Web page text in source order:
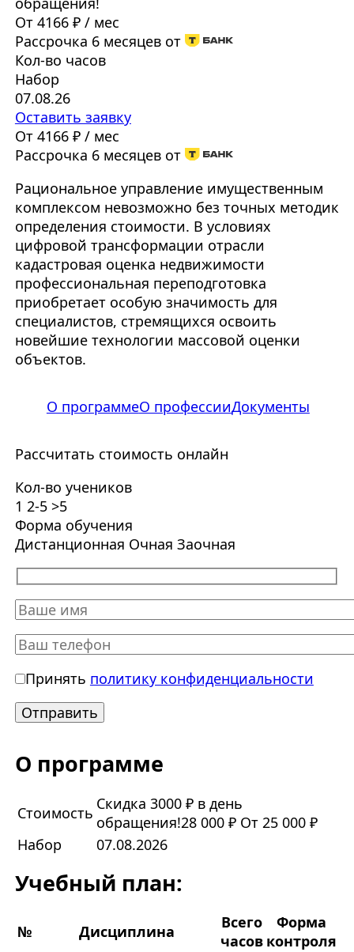
От 4166 ₽ / мес
Рассрочка 6 месяцев от
Кол-во часов
Набор
07.08.26
Оставить заявку
От 4166 ₽ / мес
Рассрочка 6 месяцев от
Рациональное управление имущественным
комплексом невозможно без точных методик
определения стоимости. В условиях
цифровой трансформации отрасли
кадастровая оценка недвижимости
профессиональная переподготовка
приобретает особую значимость для
специалистов, стремящихся освоить
новейшие технологии массовой оценки
объектов.
О программеО профессииДокументы
Рассчитать стоимость онлайн
Кол-во учеников
1 2-5 >5
Форма обучения
Дистанционная Очная Заочная
Принять политику конфиденциальности
О программе
Стоимость Скидка 3000 ₽ в день
обращения!28 000 ₽ От 25 000 ₽
Набор
07.08.2026
Учебный план:
№ Дисциплина
Всего
часов
Форма
контроля